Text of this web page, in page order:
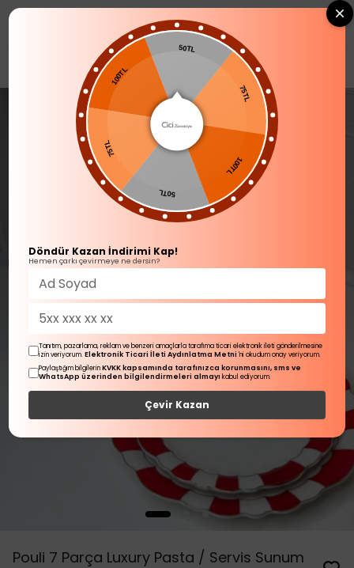
0
SOFRA ÜRÜNLERİ
Pouli 7 Parça Luxury Pasta / Servis Sunum
50TL
75TL
100TL
50TL
75TL
100TL
Döndür Kazan İndirimi Kap!
Hemen çarkı çevirmeye ne dersin?
Tanıtım, pazarlama, reklam ve benzeri amaçlarla tarafıma ticari elektronik ileti gönderilmesine
izin veriyorum.Elektronik Ticari İleti Aydınlatma Metni 'ni okudum onay veriyorum.
Paylaştığım bilgilerinKVKK kapsamında tarafınızca korunmasını, sms ve
WhatsApp üzerinden bilgilendirmeleri almayı kabul ediyorum.
Çevir Kazan